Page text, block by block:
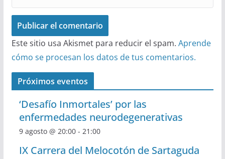
Este sitio usa Akismet para reducir el spam. Aprende
cómo se procesan los datos de tus comentarios.
Próximos eventos
‘Desafío Inmortales’ por las
enfermedades neurodegenerativas
9 agosto @ 20:00- 21:00
IX Carrera del Melocotón de Sartaguda